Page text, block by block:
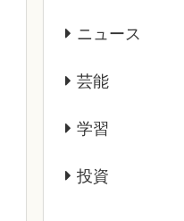
ニュース
芸能
学習
投資